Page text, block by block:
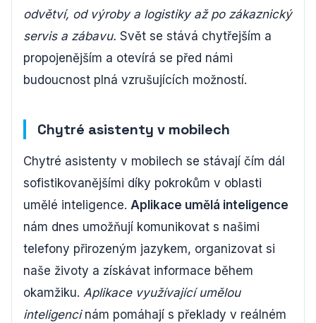
odvětví, od výroby a logistiky až po zákaznický
servis a zábavu. Svět se stává chytřejším a
propojenějším a otevírá se před námi
budoucnost plná vzrušujících možností.
Chytré asistenty v mobilech
Chytré asistenty v mobilech se stávají čím dál
sofistikovanějšími díky pokrokům v oblasti
umělé inteligence. Aplikace umělá inteligence
nám dnes umožňují komunikovat s našimi
telefony přirozeným jazykem, organizovat si
naše životy a získávat informace během
okamžiku. Aplikace využívající umělou
inteligencinám pomáhají s překlady v reálném